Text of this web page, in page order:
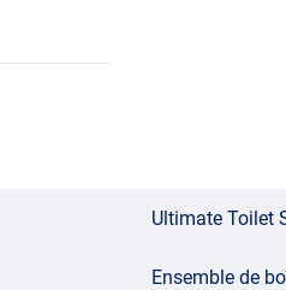
Ultimate Toilet
Ensemble de